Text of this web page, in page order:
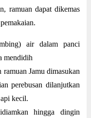
ramuan dapat dikemas
air dalam panci
mendidih
ramuan Jamu dimasukan
perebusan dilanjutkan
kecil.
hingga dingin